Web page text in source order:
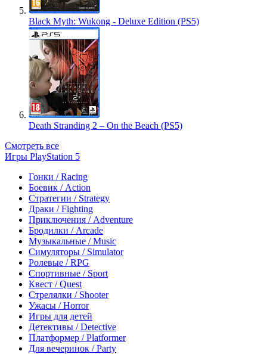
Black Myth: Wukong - Deluxe Edition (PS5)
Death Stranding 2 – On the Beach (PS5)
Смотреть все
Игры PlayStation 5
Гонки / Racing
Боевик / Action
Стратегии / Strategy
Драки / Fighting
Приключения / Adventure
Бродилки / Arcade
Музыкальные / Music
Симуляторы / Simulator
Ролевые / RPG
Спортивные / Sport
Квест / Quest
Стрелялки / Shooter
Ужасы / Horror
Игры для детей
Детективы / Detective
Платформер / Platformer
Для вечеринок / Party